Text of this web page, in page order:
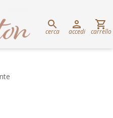
cerca accedi carrello